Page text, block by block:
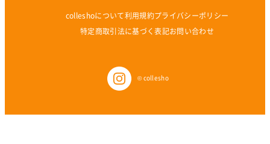
colleshoについて利用規約プライバシーポリシー
特定商取引法に基づく表記お問い合わせ
© collesho